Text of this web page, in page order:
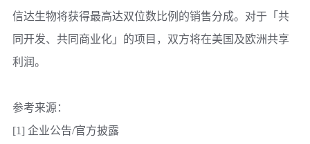
信达生物将获得最高达双位数比例的销售分成。对于「共
同开发、共同商业化」的项目，双方将在美国及欧洲共享
利润。
参考来源：
[1] 企业公告/官方披露